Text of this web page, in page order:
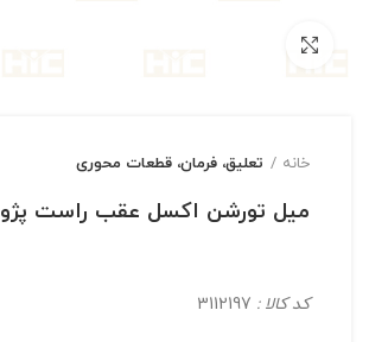
خانه تعلیق، فرمان، قطعات محوری
میل تورشن اکسل عقب راست پژو 206
کد کالا :